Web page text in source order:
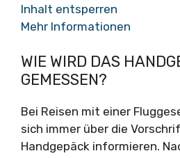
Inhalt entsperren
Mehr Informationen
WIE WIRD DAS
GEMESSEN?
Bei Reisen mit einer
sich immer über die
Handgepäck informieren.